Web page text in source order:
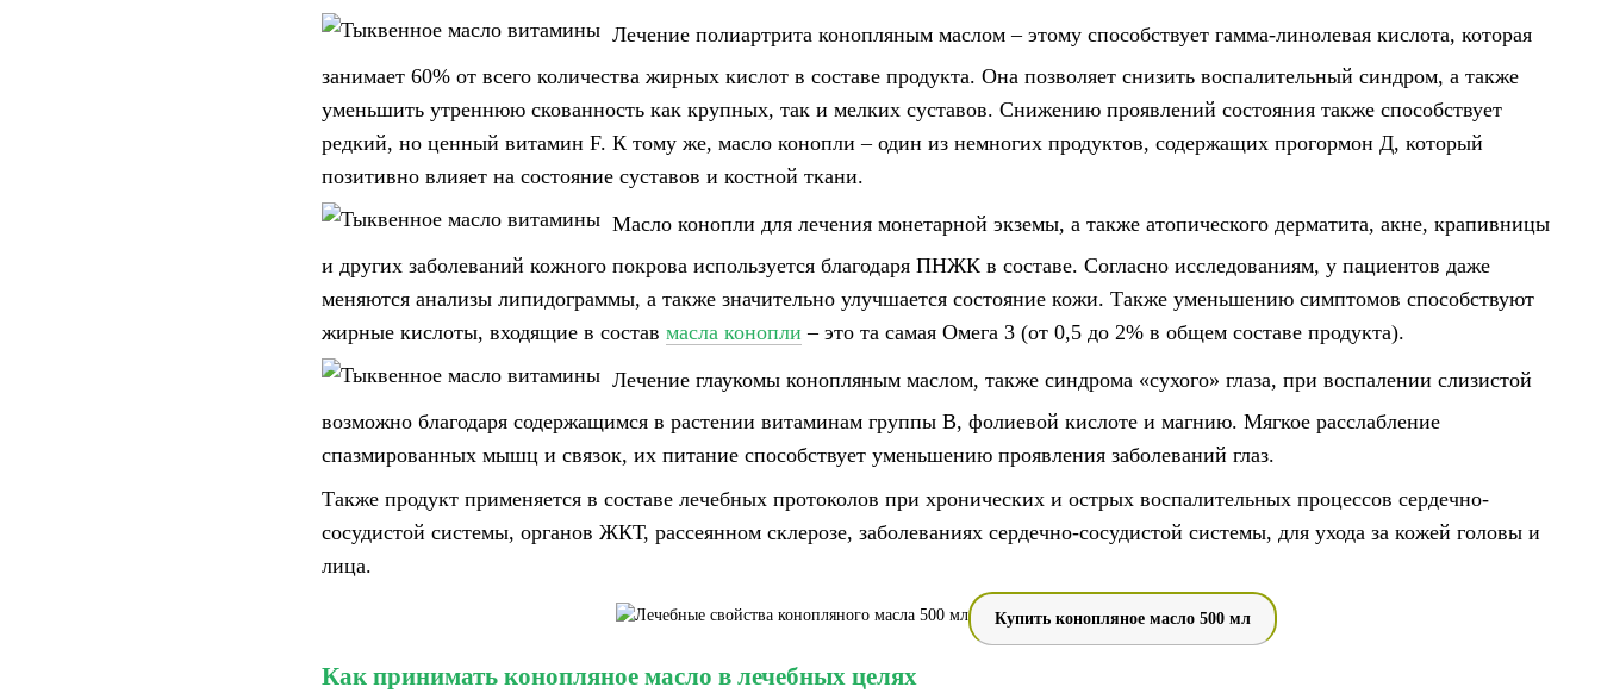
Лечение полиартрита конопляным маслом – этому способствует гамма-линолевая кислота, которая
занимает 60% от всего количества жирных кислот в составе продукта. Она позволяет снизить воспалительный синдром, а также
уменьшить утреннюю скованность как крупных, так и мелких суставов. Снижению проявлений состояния также способствует
редкий, но ценный витамин F. К тому же, масло конопли – один из немногих продуктов, содержащих прогормон Д, который
позитивно влияет на состояние суставов и костной ткани.
Масло конопли для лечения монетарной экземы, а также атопического дерматита, акне, крапивницы
и других заболеваний кожного покрова используется благодаря ПНЖК в составе. Согласно исследованиям, у пациентов даже
меняются анализы липидограммы, а также значительно улучшается состояние кожи. Также уменьшению симптомов способствуют
жирные кислоты, входящие в состав масла конопли – это та самая Омега 3 (от 0,5 до 2% в общем составе продукта).
Лечение глаукомы конопляным маслом, также синдрома «сухого» глаза, при воспалении слизистой
возможно благодаря содержащимся в растении витаминам группы В, фолиевой кислоте и магнию. Мягкое расслабление
спазмированных мышц и связок, их питание способствует уменьшению проявления заболеваний глаз.
Также продукт применяется в составе лечебных протоколов при хронических и острых воспалительных процессов сердечно-
сосудистой системы, органов ЖКТ, рассеянном склерозе, заболеваниях сердечно-сосудистой системы, для ухода за кожей головы и
лица.
Купить конопляное масло 500 мл
Как принимать конопляное масло в лечебных целях